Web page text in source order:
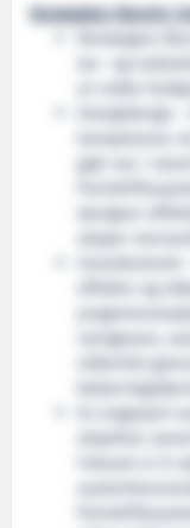
Norwegian Electric
Norwegian
lav- og
en rekke
Energidesign
kompetanse
gjør oss i
designer
effektiv og
navigasjon,
sikkerhet
En engasjert
skipsfart,
Fokuset er å